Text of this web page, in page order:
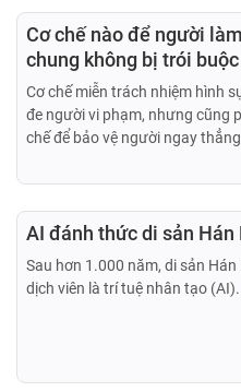
Cơ chế nào để người
chung không bị trói
Cơ chế miễn trách nhiệm hình
đe người vi phạm, nhưng cũng
chế để bảo vệ người ngay
AI đánh thức di sản Hán
Sau hơn 1.000 năm, di sản
dịch viên là trí tuệ nhân tạo (AI).